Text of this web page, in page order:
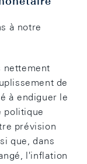
à notre
nettement
de
à endiguer le
politique
prévision
que, dans
l'inflation